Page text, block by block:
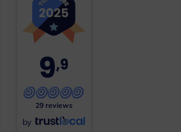
9,9
29 reviews
by